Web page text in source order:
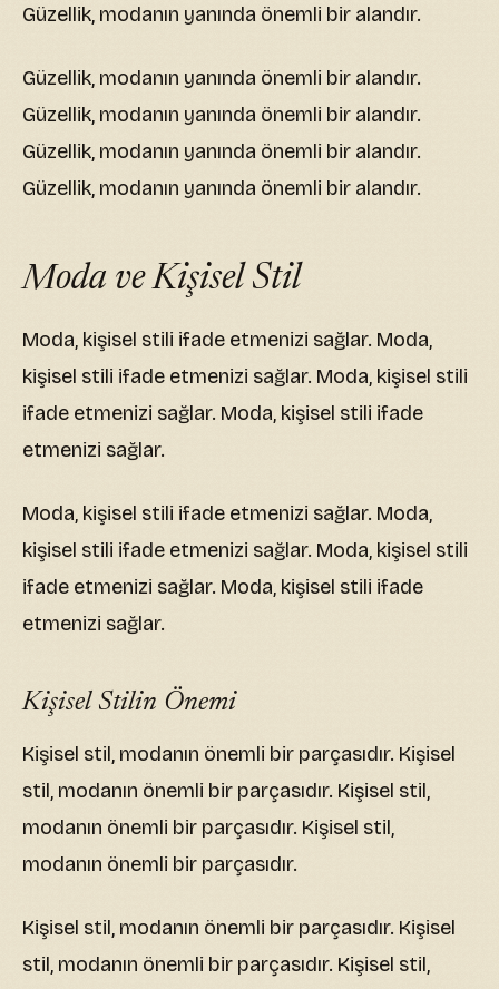
Güzellik, modanın yanında önemli bir alandır.
Güzellik, modanın yanında önemli bir alandır.
Güzellik, modanın yanında önemli bir alandır.
Güzellik, modanın yanında önemli bir alandır.
Güzellik, modanın yanında önemli bir alandır.
Moda ve Kişisel Stil
Moda, kişisel stili ifade etmenizi sağlar. Moda,
kişisel stili ifade etmenizi sağlar. Moda, kişisel stili
ifade etmenizi sağlar. Moda, kişisel stili ifade
etmenizi sağlar.
Moda, kişisel stili ifade etmenizi sağlar. Moda,
kişisel stili ifade etmenizi sağlar. Moda, kişisel stili
ifade etmenizi sağlar. Moda, kişisel stili ifade
etmenizi sağlar.
Kişisel Stilin Önemi
Kişisel stil, modanın önemli bir parçasıdır. Kişisel
stil, modanın önemli bir parçasıdır. Kişisel stil,
modanın önemli bir parçasıdır. Kişisel stil,
modanın önemli bir parçasıdır.
Kişisel stil, modanın önemli bir parçasıdır. Kişisel
stil, modanın önemli bir parçasıdır. Kişisel stil,